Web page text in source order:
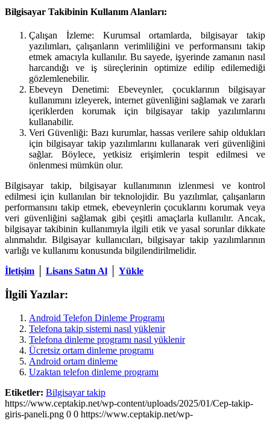
Bilgisayar Takibinin Kullanım Alanları:
Çalışan İzleme: Kurumsal ortamlarda, bilgisayar takip
yazılımları, çalışanların verimliliğini ve performansını takip
etmek amacıyla kullanılır. Bu sayede, işyerinde zamanın nasıl
harcandığı ve iş süreçlerinin optimize edilip edilemediği
gözlemlenebilir.
Ebeveyn Denetimi: Ebeveynler, çocuklarının bilgisayar
kullanımını izleyerek, internet güvenliğini sağlamak ve zararlı
içeriklerden korumak için bilgisayar takip yazılımlarını
kullanabilir.
Veri Güvenliği: Bazı kurumlar, hassas verilere sahip oldukları
için bilgisayar takip yazılımlarını kullanarak veri güvenliğini
sağlar. Böylece, yetkisiz erişimlerin tespit edilmesi ve
önlenmesi mümkün olur.
Bilgisayar takip, bilgisayar kullanımının izlenmesi ve kontrol
edilmesi için kullanılan bir teknolojidir. Bu yazılımlar, çalışanların
performansını takip etmek, ebeveynlerin çocuklarını korumak veya
veri güvenliğini sağlamak gibi çeşitli amaçlarla kullanılır. Ancak,
bilgisayar takibinin kullanımıyla ilgili etik ve yasal sorunlar dikkate
alınmalıdır. Bilgisayar kullanıcıları, bilgisayar takip yazılımlarının
varlığı ve kullanımı konusunda bilgilendirilmelidir.
İletişim
Lisans Satın Al Yükle
İlgili Yazılar:
Android Telefon Dinleme Programı
Telefona takip sistemi nasıl yüklenir
Telefona dinleme programı nasıl yüklenir
Ücretsiz ortam dinleme programı
Android ortam dinleme
Uzaktan telefon dinleme programı
Etiketler: Bilgisayar takip
https://www.ceptakip.net/wp-content/uploads/2025/01/Cep-takip-
giris-paneli.png 0 0 https://www.ceptakip.net/wp-